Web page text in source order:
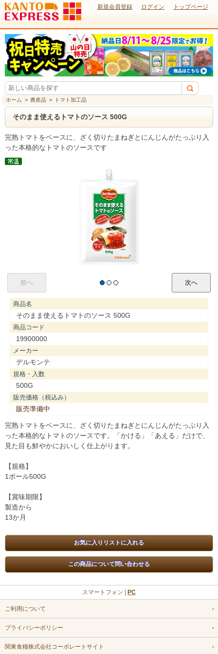
新規会員登録 ログイン トップページ
ホーム > 農産品 > トマト加工品
そのまま使えるトマトのソース 500G
完熟トマトをベースに、ざく切りたまねぎとにんじんがたっぷり入
った本格的なトマトのソースです
商品名
そのまま使えるトマトのソース 500G
商品コード
19900000
メーカー
デルモンテ
規格・入数
500G
販売価格（税込み）
販売準備中
完熟トマトをベースに、ざく切りたまねぎとにんじんがたっぷり入
った本格的なトマトのソースです。「かける」「あえる」だけで、
見た目も鮮やかにおいしく仕上がります。
【規格】
1ボール500G
【賞味期限】
製造から
13か月
スマートフォン | PC
ご利用について
プライバシーポリシー
関東食糧株式会社コーポレートサイト